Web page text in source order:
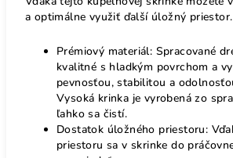
a optimálne využiť ďalší úložný priestor.
Prémiový materiál: Spracované
kvalitné s hladkým povrchom a
pevnosťou, stabilitou a
Vysoká krinka je vyrobená zo
ľahko sa čistí.
Dostatok úložného priestoru:
priestoru sa v skrinke do